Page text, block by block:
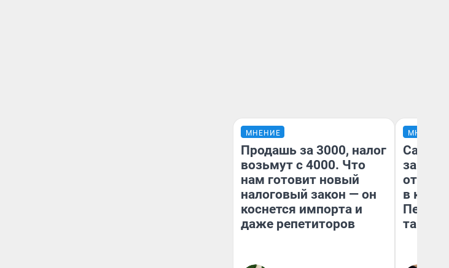
МНЕНИЕ
Продашь за 3000, налог
возьмут с 4000. Что
нам готовит новый
налоговый закон — он
коснется импорта и
даже репетиторов
МНЕНИЕ
Самая
в
там